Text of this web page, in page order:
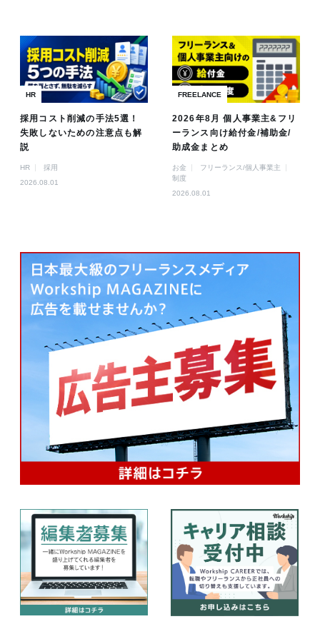
HR
採用コスト削減の手法5選！
失敗しないための注意点も解
説
HR
採用
2026.08.01
FREELANCE
2026年8月 個人事業主&フリ
ーランス向け給付金/補助金/
助成金まとめ
お金
フリーランス/個人事業主
制度
2026.08.01